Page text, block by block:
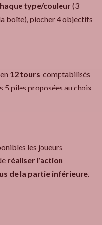
type/couleur(3
boîte), piocher 4 objectifs
12 tours, comptabilisés
5 piles proposées au choix
les joueurs
réaliser l’action
de la partie inférieure.